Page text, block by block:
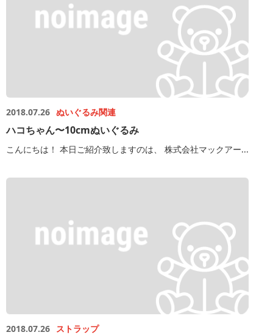
2018.07.26 ぬいぐるみ関連
ハコちゃん〜10cmぬいぐるみ
こんにちは！ 本日ご紹介致しますのは、 株式会社マックアー...
2018.07.26 ストラップ